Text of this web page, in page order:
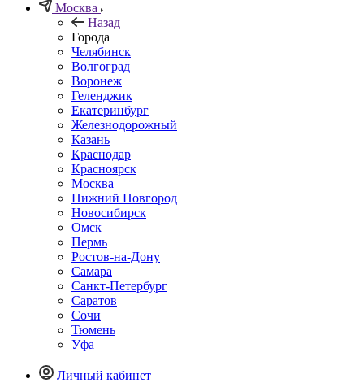
Москва
Назад
Города
Челябинск
Волгоград
Воронеж
Геленджик
Екатеринбург
Железнодорожный
Казань
Краснодар
Красноярск
Москва
Нижний Новгород
Новосибирск
Омск
Пермь
Ростов-на-Дону
Самара
Санкт-Петербург
Саратов
Сочи
Тюмень
Уфа
Личный кабинет